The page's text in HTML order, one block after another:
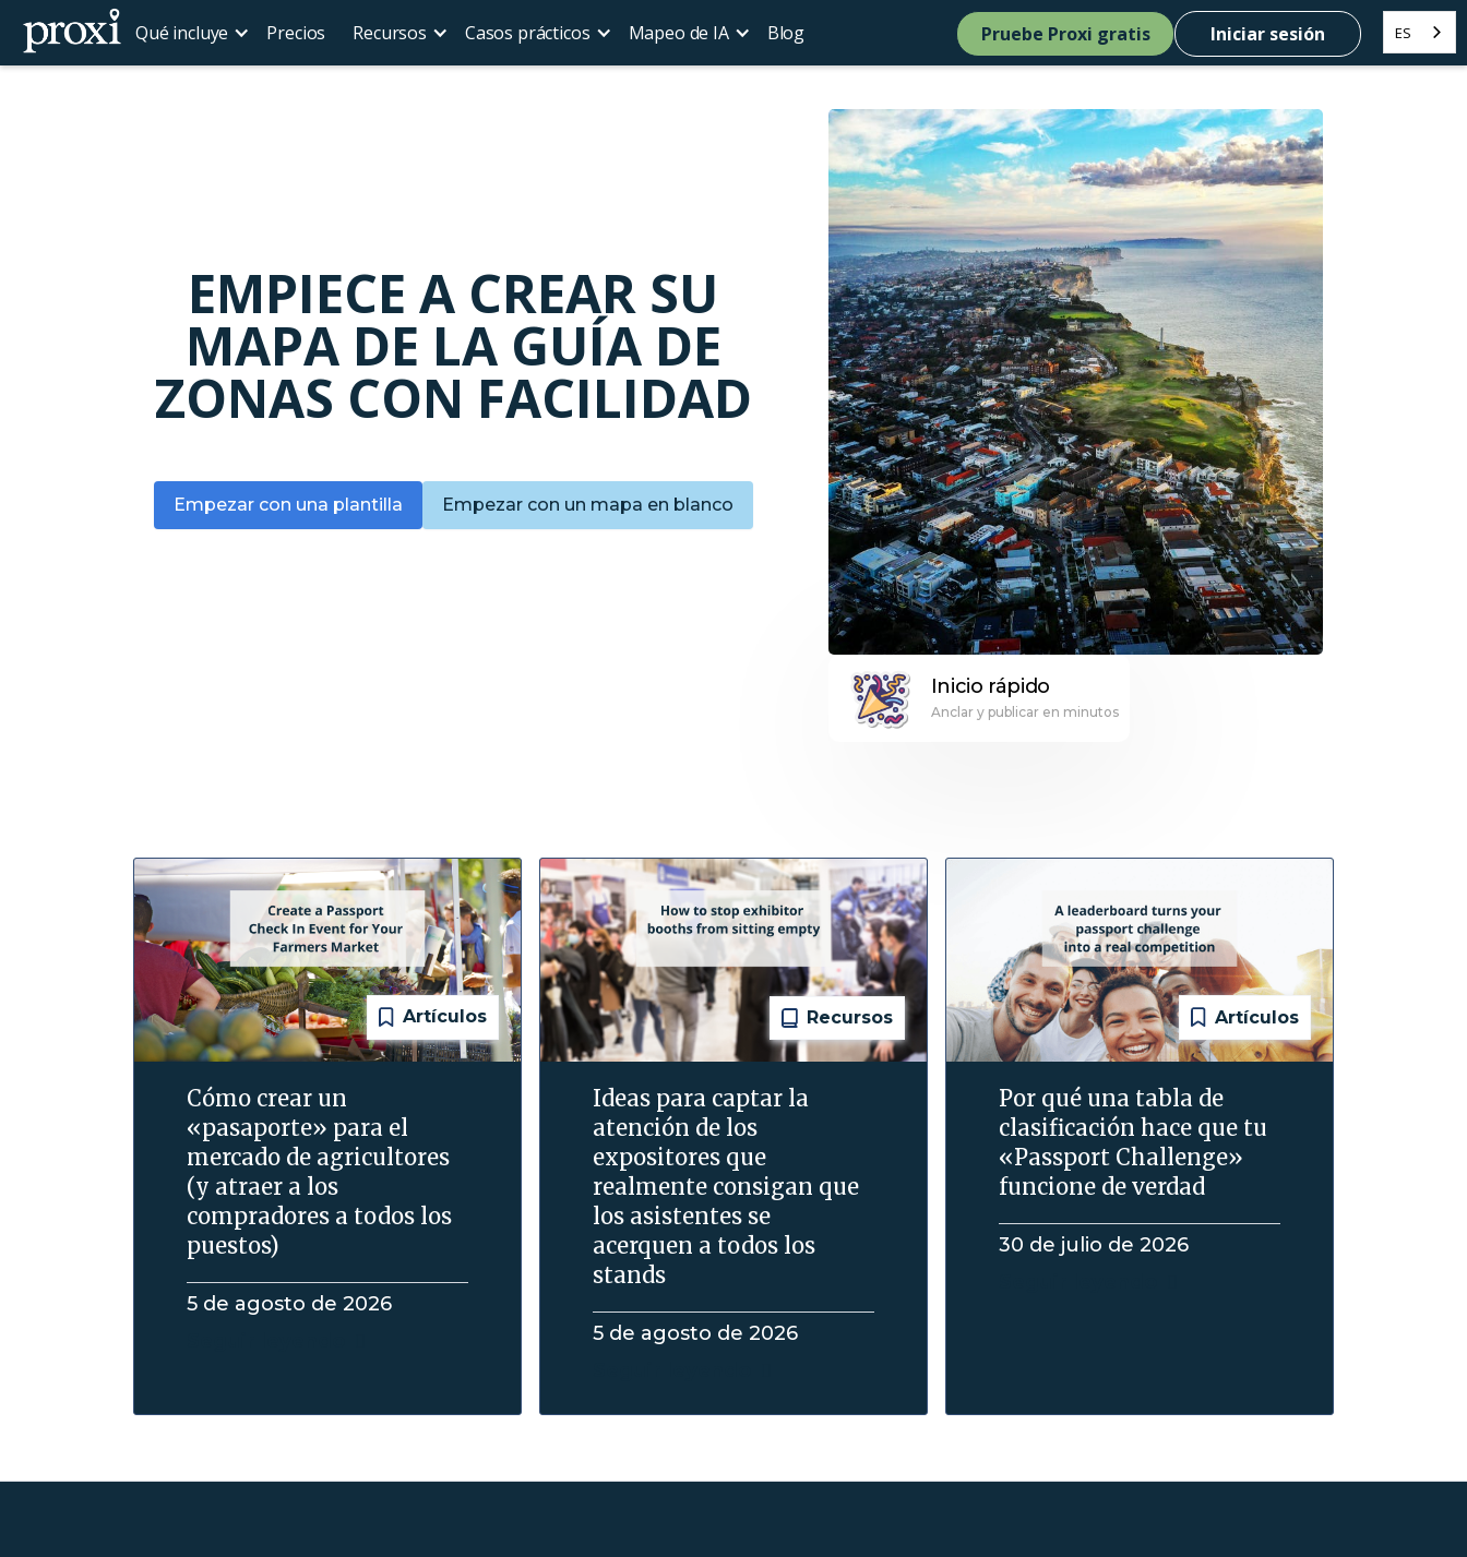
Qué incluye Precios Recursos Casos prácticos Mapeo de IA Blog Pruebe Proxi gratis Iniciar sesión ES
EMPIECE A CREAR SU
MAPA DE LA GUÍA DE
ZONAS CON FACILIDAD
Empezar con una plantilla Empezar con un mapa en blanco
Inicio rápido
Anclar y publicar en minutos
Artículos
Cómo crear un
«pasaporte» para el
mercado de agricultores
(y atraer a los
compradores a todos los
puestos)
5 de agosto de 2026
Recursos
Ideas para captar la
atención de los
expositores que
realmente consigan que
los asistentes se
acerquen a todos los
stands
5 de agosto de 2026
Artículos
Por qué una tabla de
clasificación hace que tu
«Passport Challenge»
funcione de verdad
30 de julio de 2026